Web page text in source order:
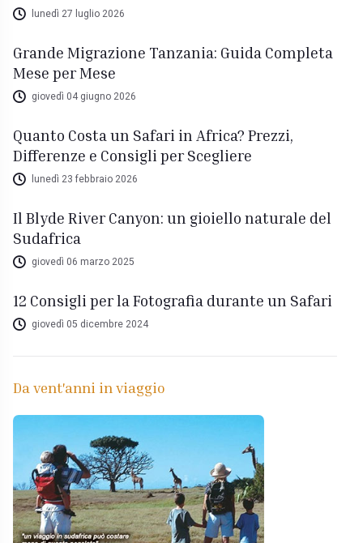
lunedì 27 luglio 2026
Grande Migrazione Tanzania: Guida Completa
Mese per Mese
giovedì 04 giugno 2026
Quanto Costa un Safari in Africa? Prezzi,
Differenze e Consigli per Scegliere
lunedì 23 febbraio 2026
Il Blyde River Canyon: un gioiello naturale del
Sudafrica
giovedì 06 marzo 2025
12 Consigli per la Fotografia durante un Safari
giovedì 05 dicembre 2024
Da vent'anni in viaggio